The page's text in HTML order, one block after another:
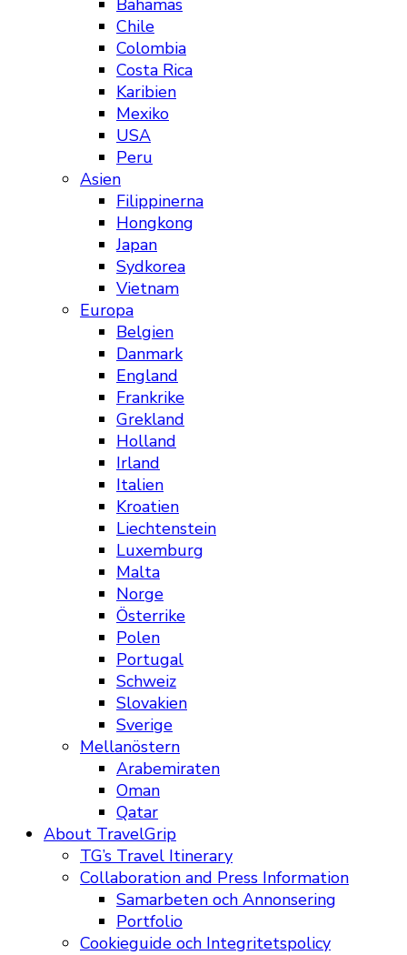
Bahamas
Chile
Colombia
Costa Rica
Karibien
Mexiko
USA
Peru
Asien
Filippinerna
Hongkong
Japan
Sydkorea
Vietnam
Europa
Belgien
Danmark
England
Frankrike
Grekland
Holland
Irland
Italien
Kroatien
Liechtenstein
Luxemburg
Malta
Norge
Österrike
Polen
Portugal
Schweiz
Slovakien
Sverige
Mellanöstern
Arabemiraten
Oman
Qatar
About TravelGrip
TG’s Travel Itinerary
Collaboration and Press Information
Samarbeten och Annonsering
Portfolio
Cookieguide och Integritetspolicy